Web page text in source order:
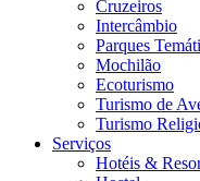
Cruzeiros
Intercâmbio
Parques
Mochilão
Ecoturismo
Turismo de
Turismo
Serviços
Hotéis &